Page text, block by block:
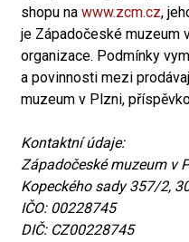
shopu na www.zcm.cz,
je Západočeské muzeum
organizace. Podmínky
a povinnosti mezi
muzeum v Plzni,
Kontaktní údaje:
Západočeské muzeum v
Kopeckého sady 357/2,
IČO: 00228745
DIČ: CZ00228745